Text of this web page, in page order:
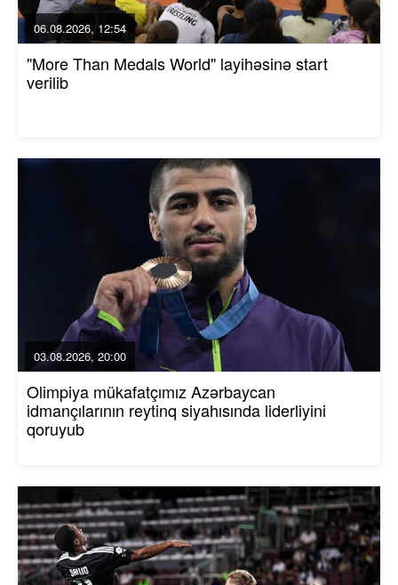
06.08.2026, 12:54
"More Than Medals World" layihəsinə start
verilib
03.08.2026, 20:00
Olimpiya mükafatçımız Azərbaycan
idmançılarının reytinq siyahısında liderliyini
qoruyub